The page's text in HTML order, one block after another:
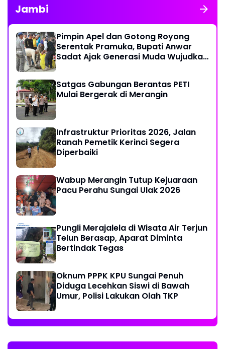
Jambi
Pimpin Apel dan Gotong Royong
Serentak Pramuka, Bupati Anwar
Sadat Ajak Generasi Muda Wujudkan
Satgas Gabungan Berantas PETI
Mulai Bergerak di Merangin
Infrastruktur Prioritas 2026, Jalan
Ranah Pemetik Kerinci Segera
Diperbaiki
Wabup Merangin Tutup Kejuaraan
Pacu Perahu Sungai Ulak 2026
Pungli Merajalela di Wisata Air Terjun
Telun Berasap, Aparat Diminta
Bertindak Tegas
Oknum PPPK KPU Sungai Penuh
Diduga Lecehkan Siswi di Bawah
Umur, Polisi Lakukan Olah TKP